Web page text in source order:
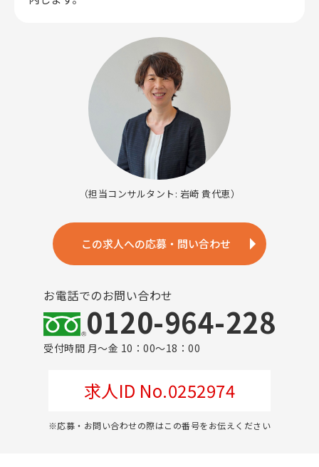
（担当コンサルタント: 岩崎 貴代恵）
この求人への応募・問い合わせ
お電話でのお問い合わせ
0120-964-228
受付時間 月～金 10：00～18：00
求人ID No.0252974
※応募・お問い合わせの際はこの番号をお伝えください